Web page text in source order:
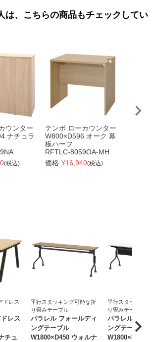
は、こちらの商品もチェックしてい
ウンター
ナチュラ
(税込)
テンポ ローカウンター
W800×D596 オーク 幕
板ハーフ
RFTLC-8059OA-MH
価格 ¥16,940(税込)
ドレス
レス
チュ
平行スタッキング可能な折
り畳みテーブル
パラレル フォールディ
ングテーブル
W1800×D450 ウォルナ
平行スタッキン
り畳みテーブル
パラレル フォ
ングテーブル
W1800×D450